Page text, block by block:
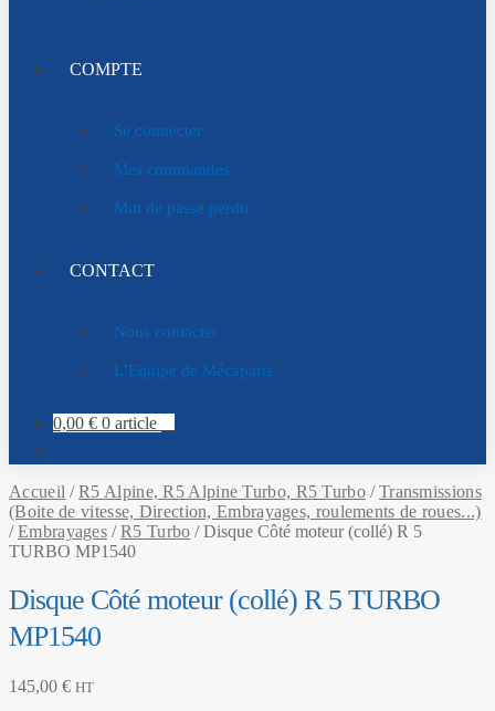
COMPTE
Se connecter
Mes commandes
Mot de passe perdu
CONTACT
Nous contacter
L’Equipe de Mécaparts
0,00 € 0 article
Accueil /R5 Alpine, R5 Alpine Turbo, R5 Turbo/Transmissions
(Boite de vitesse, Direction, Embrayages, roulements de roues...)
/Embrayages /R5 Turbo /Disque Côté moteur (collé) R 5
TURBO MP1540
Disque Côté moteur (collé) R 5 TURBO
MP1540
145,00 € HT